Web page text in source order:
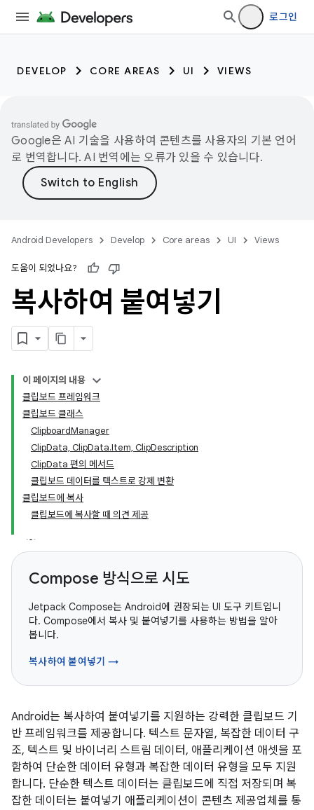
로그인
DEVELOP CORE AREAS UI VIEWS
Google은 AI 기술을 사용하여 콘텐츠를 사용자의 기본 언어
로 번역합니다. AI 번역에는 오류가 있을 수 있습니다.
Android Developers Develop Core areas UI Views
도움이 되었나요?
복사하여 붙여넣기
이 페이지의 내용
클립보드 프레임워크
클립보드 클래스
ClipboardManager
ClipData, ClipData.Item, ClipDescription
ClipData 편의 메서드
클립보드 데이터를 텍스트로 강제 변환
클립보드에 복사
클립보드에 복사할 때 의견 제공
Compose 방식으로 시도
Jetpack Compose는 Android에 권장되는 UI 도구 키트입니
다. Compose에서 복사 및 붙여넣기를 사용하는 방법을 알아
봅니다.
복사하여 붙여넣기 →
Android는 복사하여 붙여넣기를 지원하는 강력한 클립보드 기
반 프레임워크를 제공합니다. 텍스트 문자열, 복잡한 데이터 구
조, 텍스트 및 바이너리 스트림 데이터, 애플리케이션 애셋을 포
함하여 단순한 데이터 유형과 복잡한 데이터 유형을 모두 지원
합니다. 단순한 텍스트 데이터는 클립보드에 직접 저장되며 복
잡한 데이터는 붙여넣기 애플리케이션이 콘텐츠 제공업체를 통